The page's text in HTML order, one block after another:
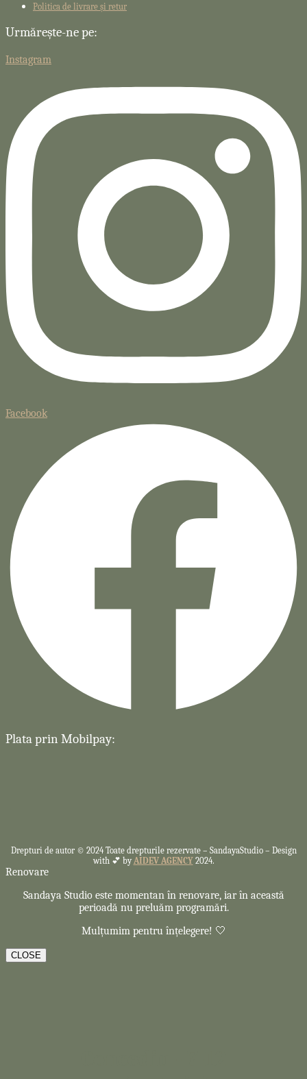
Politica de livrare și retur
Urmărește-ne pe:
Instagram
Facebook
Plata prin Mobilpay:
Drepturi de autor © 2024 Toate drepturile rezervate – SandayaStudio – Design
with 💕 by AIDEV AGENCY2024.
Renovare
Sandaya Studio este momentan în renovare, iar în această
perioadă nu preluăm programări.
Mulțumim pentru înțelegere! 🤍
CLOSE